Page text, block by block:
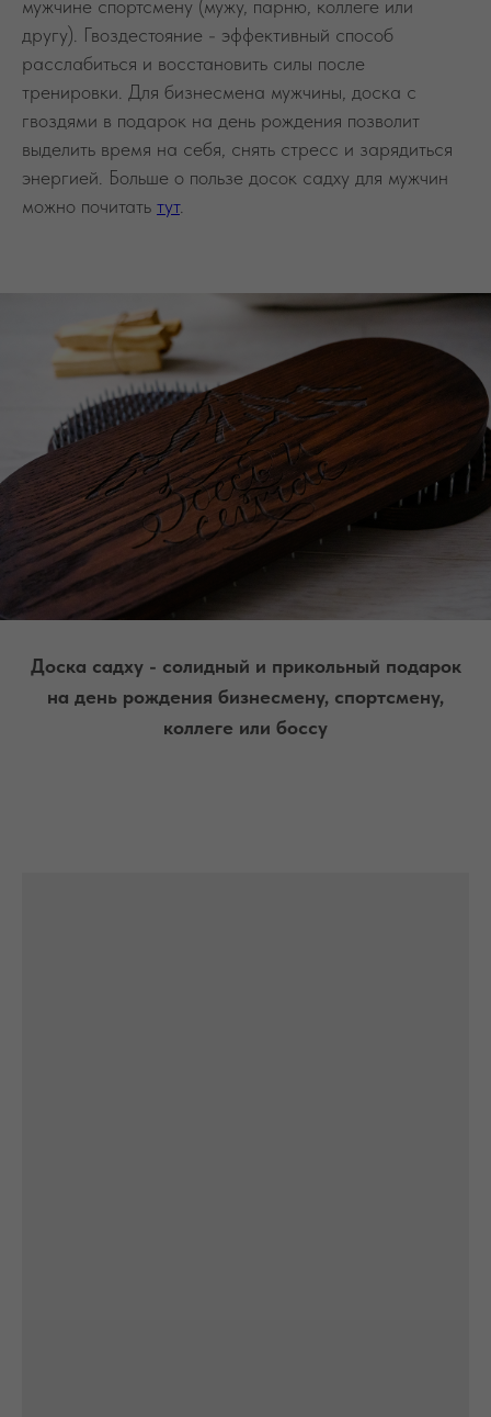
энергией. Больше о пользе досок садху для мужчин
можно почитатьтут.
Доска садху - солидный и прикольный подарок
на день рождения бизнесмену, спортсмену,
коллеге или боссу